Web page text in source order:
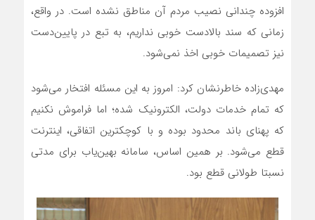
افزوده چندانی نصیب مردم آن مناطق نشده است. در واقع،
زمانی که سند بالادست خوبی نداریم، به تبع در پایین‌دست
نیز تصمیمات خوبی اخذ نمی‌شود.
مهدی‌زاده خاطرنشان کرد: امروز به این مسئله افتخار می‌شود
که تمام خدمات دولت، الکترونیک شده؛ اما فراموش نکنیم
که پهنای باند محدود بوده و با کوچکترین اتفاقی، اینترنت
قطع می‌شود. بر همین اساس، سامانه بهین‌یاب برای مدتی
نسبتا طولانی قطع بود.